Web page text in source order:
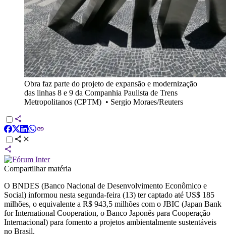
Obra faz parte do projeto de expansão e modernização
das linhas 8 e 9 da Companhia Paulista de Trens
Metropolitanos (CPTM) • Sergio Moraes/Reuters
Compartilhar matéria
O BNDES (Banco Nacional de Desenvolvimento Econômico e
Social) informou nesta segunda-feira (13) ter captado até US$ 185
milhões, o equivalente a R$ 943,5 milhões com o JBIC (Japan Bank
for International Cooperation, o Banco Japonês para Cooperação
Internacional) para fomento a projetos ambientalmente sustentáveis
no Brasil.